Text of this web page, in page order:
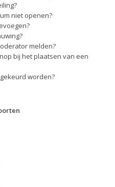
niet openen?
melden?
bij het plaatsen van een
worden?